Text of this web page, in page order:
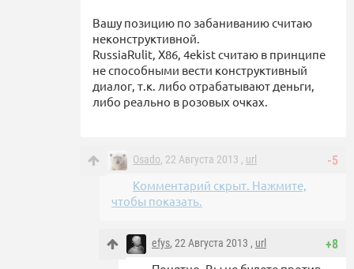
Вашу позицию по забаниванию считаю
неконструктивной.
RussiaRulit, X86, 4ekist считаю в принципе
не способными вести конструктивный
диалог, т.к. либо отрабатывают деньги,
либо реально в розовых очках.
-5
Osado, 22 Августа 2013 , url
Комментарий скрыт. Нажмите,
чтобы показать.
+8
efys, 22 Августа 2013 , url